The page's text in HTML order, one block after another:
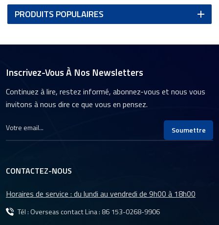
PRODUITS POPULAIRES
Inscrivez-Vous À Nos Newsletters
Continuez à lire, restez informé, abonnez-vous et nous vous
invitons à nous dire ce que vous en pensez.
Soumettre
CONTACTEZ-NOUS
Horaires de service : du lundi au vendredi de 9h00 à 18h00
Tél : Overseas contact Lina : 86 153-0268-9906